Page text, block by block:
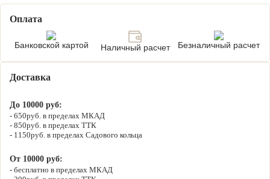
Оплата
Банковской картой Наличный расчет Безналичный расчет
Доставка
До 10000 руб:
650руб. в пределах МКАД
850руб. в пределах ТТК
1150руб. в пределах Садового кольца
От 10000 руб:
бесплатно в пределах МКАД